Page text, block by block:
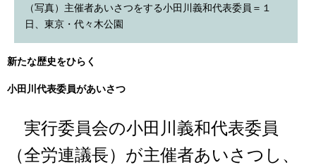
（写真）主催者あいさつをする小田川義和代表委員＝１
日、東京・代々木公園
新たな歴史をひらく
小田川代表委員があいさつ
実行委員会の小田川義和代表委員
（全労連議長）が主催者あいさつし、